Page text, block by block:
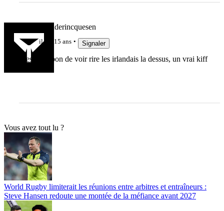
enguerrandderincquesen
il y a 15 ans Signaler
C'est trop bon de voir rire les irlandais la dessus, un vrai kiff
Vous avez tout lu ?
World Rugby limiterait les réunions entre arbitres et entraîneurs :
Steve Hansen redoute une montée de la méfiance avant 2027